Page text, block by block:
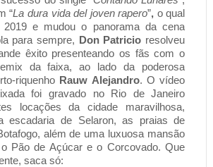
“La dura vida del joven rapero”, o qual
2019 e mudou o panorama da cena
para sempre, Don Patricio resolveu
êxito presenteando os fãs com o
da faixa, ao lado da poderosa
riquenho Rauw Alejandro. O vídeo
foi gravado no Rio de Janeiro
locações da cidade maravilhosa,
escadaria de Selaron, as praias de
além de uma luxuosa mansão
Pão de Açúcar e o Corcovado. Que
saca só: